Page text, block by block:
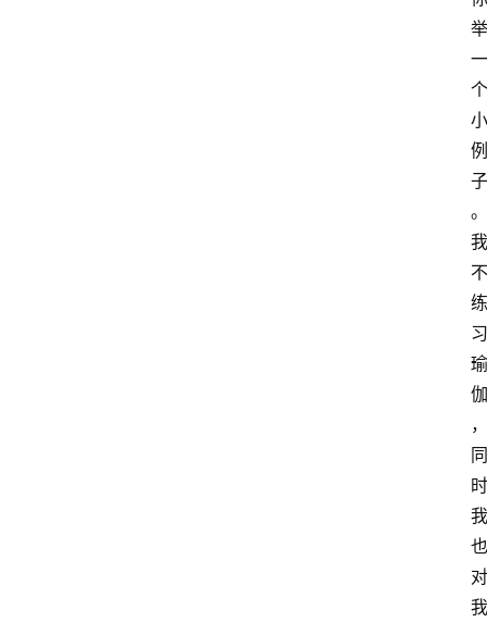
举
一
个
小
例
子
。
我
不
练
习
瑜
伽
，
同
时
我
也
对
我